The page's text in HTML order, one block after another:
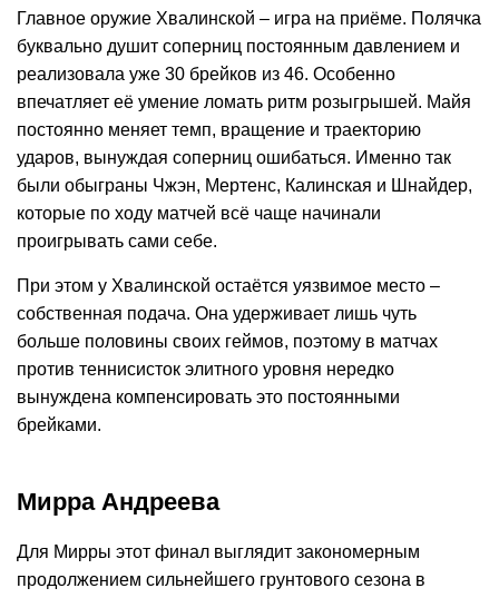
Главное оружие Хвалинской – игра на приёме. Полячка
буквально душит соперниц постоянным давлением и
реализовала уже 30 брейков из 46. Особенно
впечатляет её умение ломать ритм розыгрышей. Майя
постоянно меняет темп, вращение и траекторию
ударов, вынуждая соперниц ошибаться. Именно так
были обыграны Чжэн, Мертенс, Калинская и Шнайдер,
которые по ходу матчей всё чаще начинали
проигрывать сами себе.
При этом у Хвалинской остаётся уязвимое место –
собственная подача. Она удерживает лишь чуть
больше половины своих геймов, поэтому в матчах
против теннисисток элитного уровня нередко
вынуждена компенсировать это постоянными
брейками.
Мирра Андреева
Для Мирры этот финал выглядит закономерным
продолжением сильнейшего грунтового сезона в